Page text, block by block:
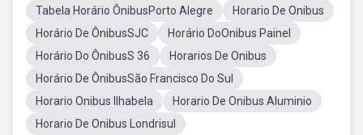
Tabela Horário ÔnibusPorto Alegre
Horario De Onibus
Horário De ÔnibusSJC
Horário DoOnibus Painel
Horário Do ÔnibusS 36
Horarios De Onibus
Horário De ÔnibusSão Francisco Do Sul
Horario Onibus Ilhabela
Horario De Onibus Aluminio
Horario De Onibus Londrisul